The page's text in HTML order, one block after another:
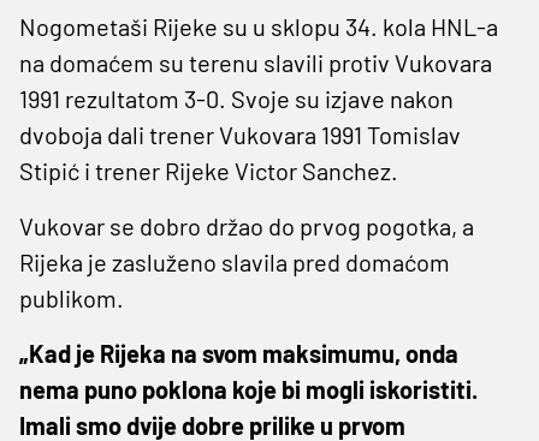
Nogometaši Rijeke su u sklopu 34. kola HNL-a
na domaćem su terenu slavili protiv Vukovara
1991 rezultatom 3-0. Svoje su izjave nakon
dvoboja dali trener Vukovara 1991 Tomislav
Stipić i trener Rijeke Victor Sanchez.
Vukovar se dobro držao do prvog pogotka, a
Rijeka je zasluženo slavila pred domaćom
publikom.
„Kad je Rijeka na svom maksimumu, onda
nema puno poklona koje bi mogli iskoristiti.
Imali smo dvije dobre prilike u prvom